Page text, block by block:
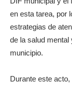
en esta tarea, por
estrategias de
de la salud
municipio.
Durante este